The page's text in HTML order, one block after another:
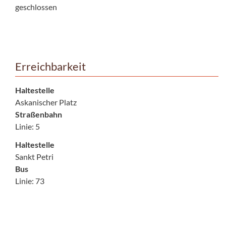
geschlossen
Erreichbarkeit
Haltestelle
Askanischer Platz
Straßenbahn
Linie: 5
Haltestelle
Sankt Petri
Bus
Linie: 73